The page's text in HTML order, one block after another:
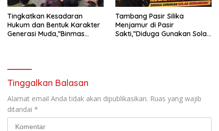
Tingkatkan Kesadaran
Hukum dan Bentuk Karakter
Generasi Muda,”Binmas
Tambang Pasir Silika
Menjamur di Pasir
Sakti,”Diduga Gunakan Solar
Tinggalkan Balasan
Alamat email Anda tidak akan dipublikasikan. Ruas yang wajib
ditandai *